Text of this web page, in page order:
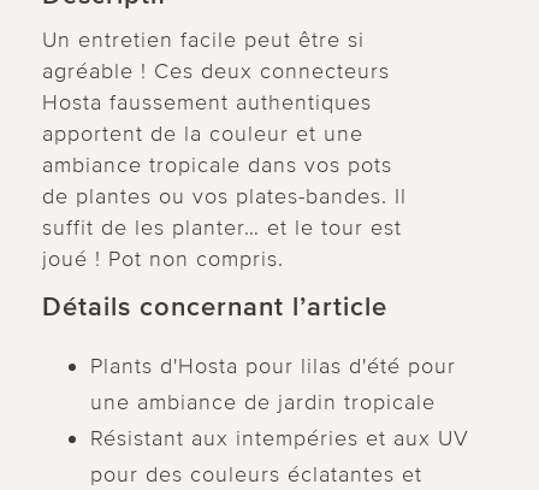
Un entretien facile peut être si
agréable ! Ces deux connecteurs
Hosta faussement authentiques
apportent de la couleur et une
ambiance tropicale dans vos pots
de plantes ou vos plates-bandes. Il
suffit de les planter… et le tour est
joué ! Pot non compris.
Détails concernant l’article
Plants d'Hosta pour lilas d'été pour
une ambiance de jardin tropicale
Résistant aux intempéries et aux UV
pour des couleurs éclatantes et